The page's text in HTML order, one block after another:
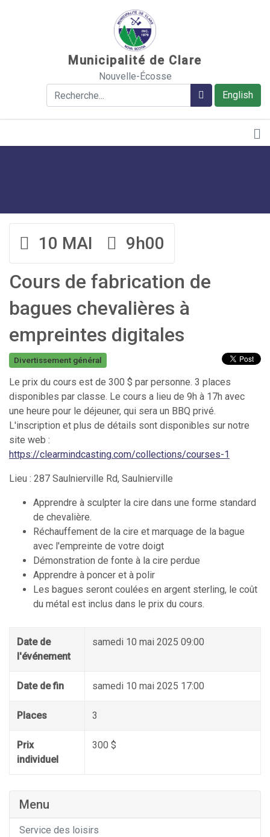
Municipalité de Clare
Nouvelle-Écosse
English
Rechercher Rechercher
10 MAI 9h00
Cours de fabrication de
bagues chevalières à
empreintes digitales
Divertissement général
Le prix du cours est de 300 $ par personne. 3 places
disponibles par classe. Le cours a lieu de 9h à 17h avec
une heure pour le déjeuner, qui sera un BBQ privé.
L'inscription et plus de détails sont disponibles sur notre
site web :
https://clearmindcasting.com/collections/courses-1
Lieu : 287 Saulnierville Rd, Saulnierville
Apprendre à sculpter la cire dans une forme standard
de chevalière.
Réchauffement de la cire et marquage de la bague
avec l'empreinte de votre doigt
Démonstration de fonte à la cire perdue
Apprendre à poncer et à polir
Les bagues seront coulées en argent sterling, le coût
du métal est inclus dans le prix du cours.
Date de
l'événement
samedi 10 mai 2025 09:00
Date de fin samedi 10 mai 2025 17:00
Places 3
Prix
individuel
300 $
Menu
Service des loisirs